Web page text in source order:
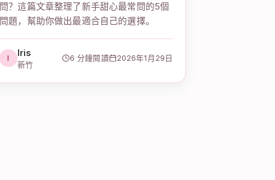
問？這篇文章整理了新手甜心最常問的5個
問題，幫助你做出最適合自己的選擇。
I Iris
新竹
6 分鐘閱讀 2026年1月29日